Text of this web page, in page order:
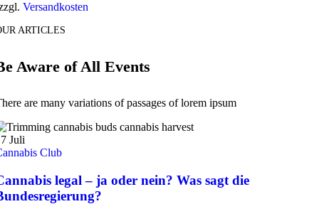
Versandkosten
ARTICLES
Aware of All Events
are many variations of passages of lorem ipsum
Juli
Club
legal – ja oder nein? Was sagt die